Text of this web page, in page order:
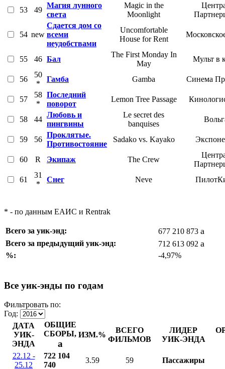
53 49
Магия лунного
света
Magic in the
Moonlight
54 new
Сдается дом со
всеми
неудобствами
Uncomfortable
House for Rent
55 46 Бал
The First Monday In
May
Мульт в
56
50
*
Гамба Gamba Синема
57
58
*
Последний
поворот
Lemon Tree Passage
58 44
Любовь и
пингвины
Le secret des
banquises
59 56
Проклятые.
Противостояние
Sadako vs. Kayako
60 R Экипаж The Crew
61
31
*
Снег Neve
* - по данным ЕАИС и Rentrak
Всего за уик-энд: 677 210 873 a
Всего за предыдущий уик-энд: 712 613 092 a
%: -4,97%
Все уик-энды по годам
Фильтровать по:
Год:
ДАТА
УИК-
ЭНДА
ОБЩИЕ
СБОРЫ,
a
ИЗМ.%
ВСЕГО
ФИЛЬМОВ
ЛИДЕР
УИК-ЭНДА
22.12 -
25.12
722 104
740
3.59 59 Пассажиры